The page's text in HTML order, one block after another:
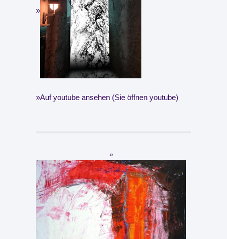
Auf youtube ansehen (Sie öffnen youtube)